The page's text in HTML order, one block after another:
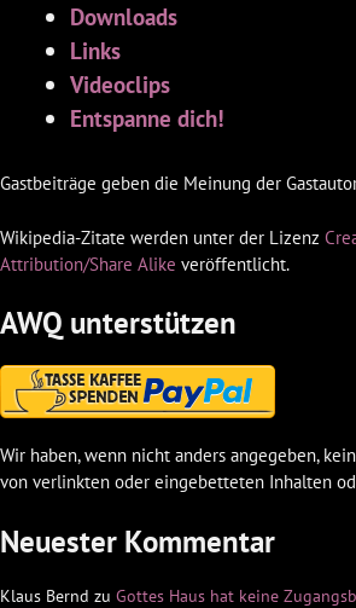
Downloads
Links
Videoclips
Entspanne dich!
Gastbeiträge geben die Meinung der
Wikipedia-Zitate werden unter der Lizenz
Attribution/Share Alike veröffentlicht.
AWQ unterstützen
Wir haben, wenn nicht anders angegeben,
von verlinkten oder eingebetteten Inhalten
Neuester Kommentar
Klaus Bernd zu Gottes Haus hat keine